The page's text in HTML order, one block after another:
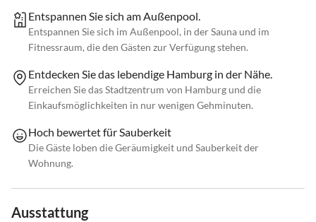
Entspannen Sie sich am Außenpool.
Entspannen Sie sich im Außenpool, in der Sauna und im
Fitnessraum, die den Gästen zur Verfügung stehen.
Entdecken Sie das lebendige Hamburg in der Nähe.
Erreichen Sie das Stadtzentrum von Hamburg und die
Einkaufsmöglichkeiten in nur wenigen Gehminuten.
Hoch bewertet für Sauberkeit
Die Gäste loben die Geräumigkeit und Sauberkeit der
Wohnung.
Ausstattung